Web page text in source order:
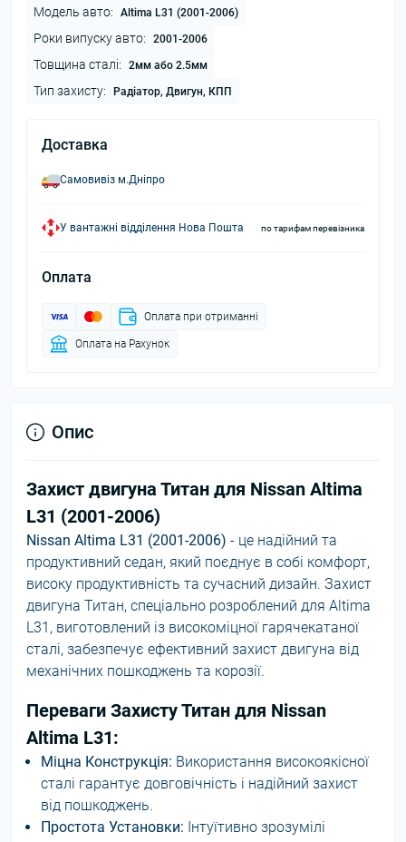
Модель авто: Altima L31 (2001-2006)
Роки випуску авто: 2001-2006
Товщина сталі: 2мм або 2.5мм
Тип захисту: Радіатор, Двигун, КПП
Доставка
Самовивіз м.Дніпро
У вантажні відділення Нова Пошта по тарифам перевізника
Оплата
Оплата при отриманні
Оплата на Рахунок
Опис
Захист двигуна Титан для Nissan Altima
L31 (2001-2006)
Nissan Altima L31 (2001-2006) - це надійний та
продуктивний седан, який поєднує в собі комфорт,
високу продуктивність та сучасний дизайн. Захист
двигуна Титан, спеціально розроблений для Altima
L31, виготовлений із високоміцної гарячекатаної
сталі, забезпечує ефективний захист двигуна від
механічних пошкоджень та корозії.
Переваги Захисту Титан для Nissan
Altima L31:
Міцна Конструкція: Використання високоякісної
сталі гарантує довговічність і надійний захист
від пошкоджень.
Простота Установки: Інтуїтивно зрозумілі